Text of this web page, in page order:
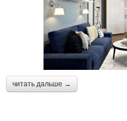
читать дальше →